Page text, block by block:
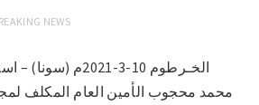
NEWS
الخـرطوم 10-3-
محمد محجوب الأمين العام المكلف